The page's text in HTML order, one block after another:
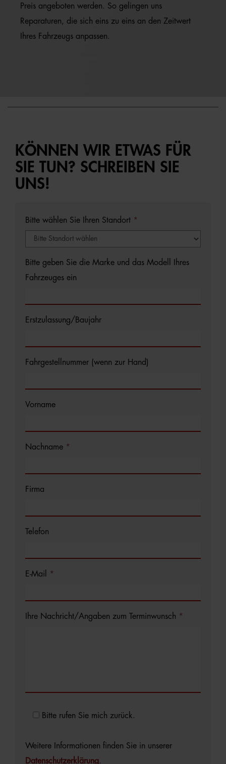
Preis angeboten werden. So gelingen uns
Reparaturen, die sich eins zu eins an den Zeitwert
Ihres Fahrzeugs anpassen.
KÖNNEN WIR ETWAS FÜR
SIE TUN? SCHREIBEN SIE
UNS!
Bitte wählen Sie Ihren Standort *
Bitte geben Sie die Marke und das Modell Ihres
Fahrzeuges ein
Erstzulassung/Baujahr
Fahrgestellnummer (wenn zur Hand)
Vorname
Nachname *
Firma
Telefon
E-Mail *
Ihre Nachricht/Angaben zum Terminwunsch *
Bitte rufen Sie mich zurück.
Weitere Informationen finden Sie in unserer
Datenschutzerklärung.